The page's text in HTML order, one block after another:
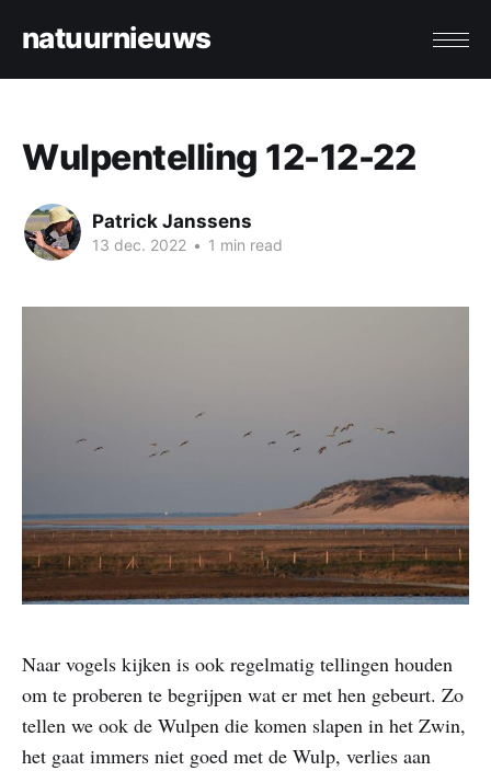
natuurnieuws
Wulpentelling 12-12-22
Patrick Janssens
13 dec. 2022 • 1 min read
Naar vogels kijken is ook regelmatig tellingen houden
om te proberen te begrijpen wat er met hen gebeurt. Zo
tellen we ook de Wulpen die komen slapen in het Zwin,
het gaat immers niet goed met de Wulp, verlies aan